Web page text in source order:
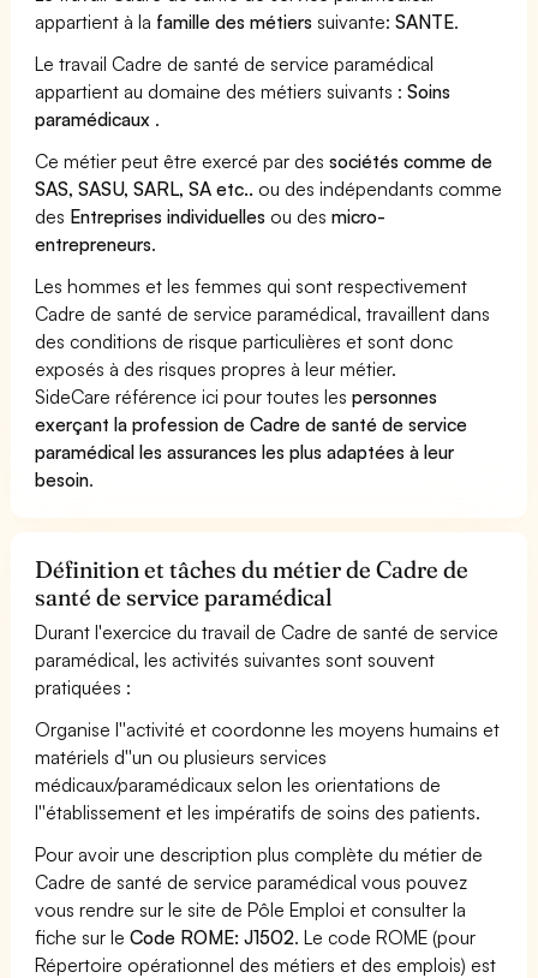
appartient à la famille des métiers suivante:SANTE.
Le travail Cadre de santé de service paramédical
appartient au domaine des métiers suivants :Soins
paramédicaux .
Ce métier peut être exercé par dessociétés comme de
SAS, SASU, SARL, SA etc.. ou des indépendants comme
des Entreprises individuelles ou desmicro-
entrepreneurs.
Les hommes et les femmes qui sont respectivement
Cadre de santé de service paramédical, travaillent dans
des conditions de risque particulières et sont donc
exposés à des risques propres à leur métier.
SideCare référence ici pour toutes lespersonnes
exerçant la profession de Cadre de santé de service
paramédical les assurances les plus adaptées à leur
besoin.
Définition et tâches du métier de Cadre de
santé de service paramédical
Durant l'exercice du travail de Cadre de santé de service
paramédical, les activités suivantes sont souvent
pratiquées :
Organise l''activité et coordonne les moyens humains et
matériels d''un ou plusieurs services
médicaux/paramédicaux selon les orientations de
l''établissement et les impératifs de soins des patients.
Pour avoir une description plus complète du métier de
Cadre de santé de service paramédical vous pouvez
vous rendre sur le site de Pôle Emploi et consulter la
fiche sur leCode ROME: J1502. Le code ROME (pour
Répertoire opérationnel des métiers et des emplois) est